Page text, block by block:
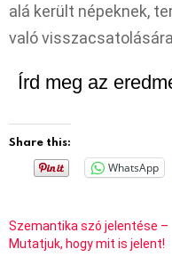
alá került népeknek,
való
Írd meg az
Share this:
WhatsApp
Szemantika szó jelentése –
Mutatjuk, hogy mit is jelent!